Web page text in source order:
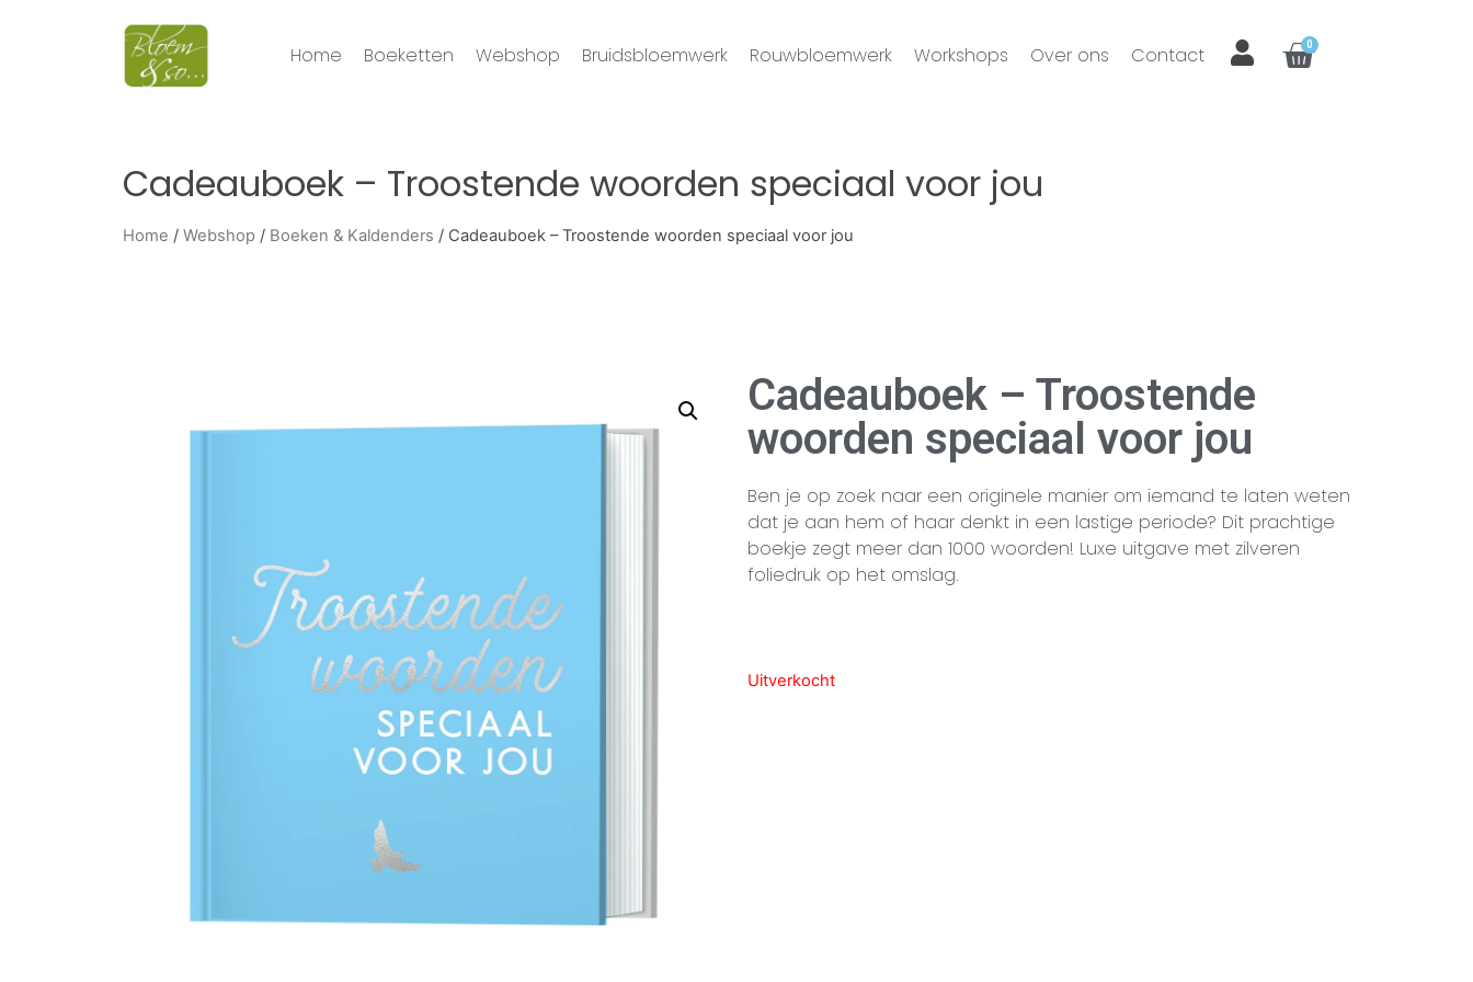
Home Boeketten Webshop Bruidsbloemwerk Rouwbloemwerk Workshops Over ons Contact 0
Cadeauboek – Troostende woorden speciaal voor jou
Home / Webshop / Boeken & Kaldenders / Cadeauboek – Troostende woorden speciaal voor jou
Cadeauboek – Troostende
woorden speciaal voor jou
Ben je op zoek naar een originele manier om iemand te laten weten
dat je aan hem of haar denkt in een lastige periode? Dit prachtige
boekje zegt meer dan 1000 woorden! Luxe uitgave met zilveren
foliedruk op het omslag.
Uitverkocht